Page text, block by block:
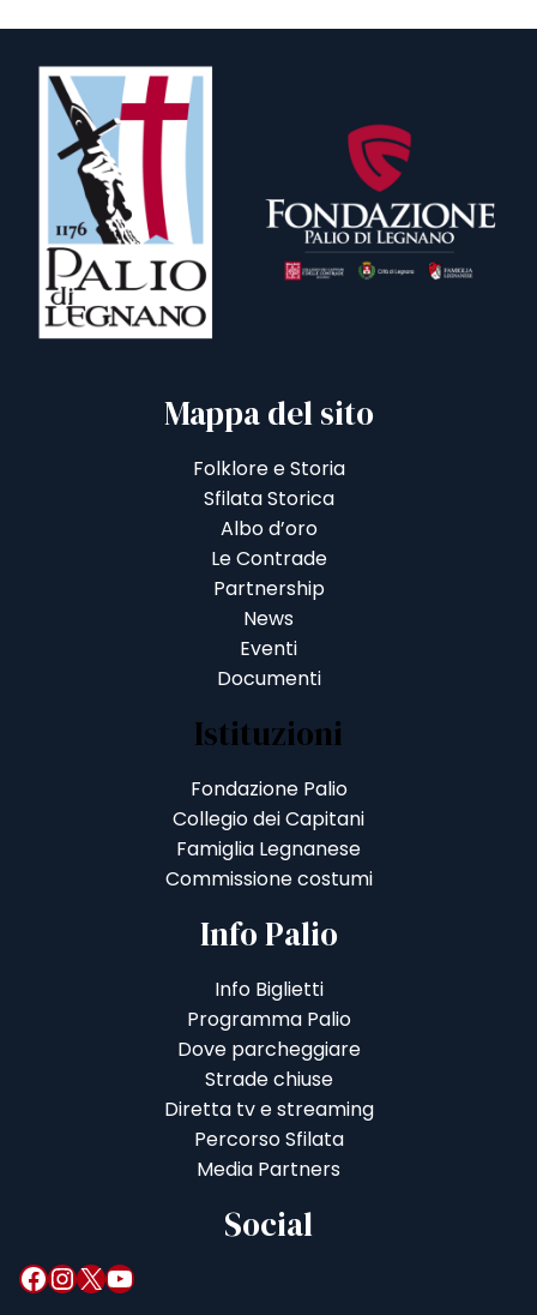
Mappa del sito
Folklore e Storia
Sfilata Storica
Albo d’oro
Le Contrade
Partnership
News
Eventi
Documenti
Istituzioni
Fondazione Palio
Collegio dei Capitani
Famiglia Legnanese
Commissione costumi
Info Palio
Info Biglietti
Programma Palio
Dove parcheggiare
Strade chiuse
Diretta tv e streaming
Percorso Sfilata
Media Partners
Social
Facebook InstagramX YouTube